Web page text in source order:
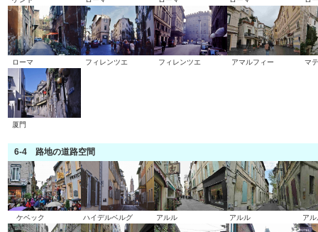
ローマ フィレンツエ フィレンツエ アマルフィー マ
厦門
6-4 路地の道路空間
ケベック ハイデルベルグ アルル アルル アル